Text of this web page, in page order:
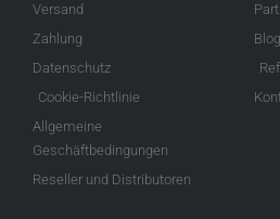
Versand
Zahlung
Datenschutz
Cookie-Richtlinie
Allgemeine
Geschäftbedingungen
Reseller und Distributoren
Blog